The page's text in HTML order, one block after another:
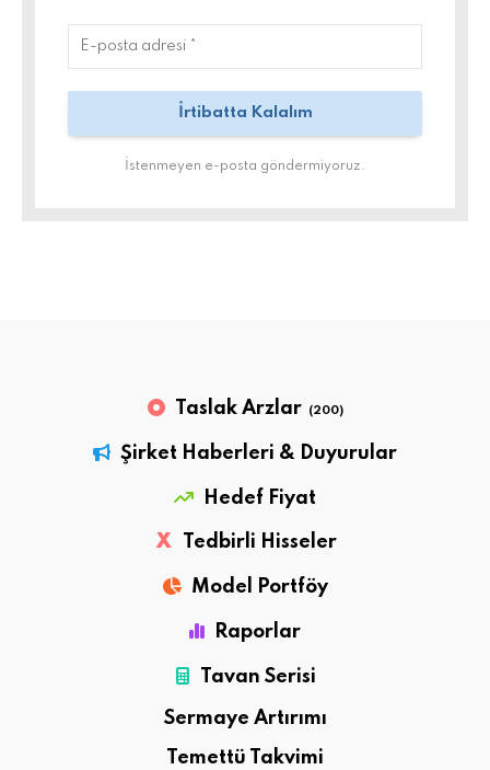
İstenmeyen e-posta göndermiyoruz.
Taslak Arzlar (200)
Şirket Haberleri & Duyurular
Hedef Fiyat
X Tedbirli Hisseler
Model Portföy
Raporlar
Tavan Serisi
Sermaye Artırımı
Temettü Takvimi